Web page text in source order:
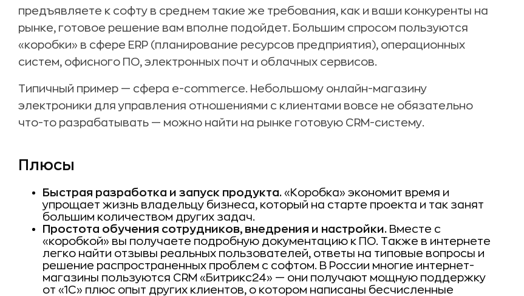
предъявляете к софту в среднем такие же требования, как и ваши конкуренты на
рынке, готовое решение вам вполне подойдет. Большим спросом пользуются
«коробки» в сфере ERP (планирование ресурсов предприятия), операционных
систем, офисного ПО, электронных почт и облачных сервисов.
Типичный пример — сфера e-commerce. Небольшому онлайн-магазину
электроники для управления отношениями с клиентами вовсе не обязательно
что-то разрабатывать — можно найти на рынке готовую CRM-систему.
Плюсы
Быстрая разработка и запуск продукта. «Коробка» экономит время и
упрощает жизнь владельцу бизнеса, который на старте проекта и так занят
большим количеством других задач.
Простота обучения сотрудников, внедрения и настройки. Вместе с
«коробкой» вы получаете подробную документацию к ПО. Также в интернете
легко найти отзывы реальных пользователей, ответы на типовые вопросы и
решение распространенных проблем с софтом. В России многие интернет-
магазины пользуются CRM «Битрикс24» — они получают мощную поддержку
от «1С» плюс опыт других клиентов, о котором написаны бесчисленные